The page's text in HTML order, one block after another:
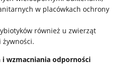
w placówkach ochrony
również u zwierząt
i wzmacniania odporności